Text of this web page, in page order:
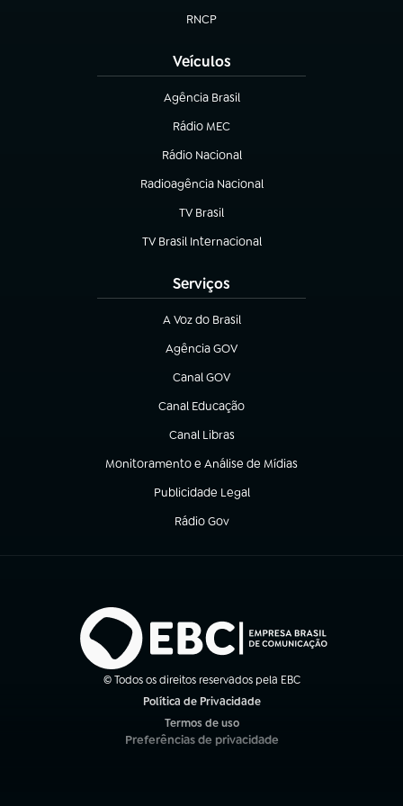
RNCP
(abre em nova aba)
Veículos
Agência Brasil
(abre em nova aba)
Rádio MEC
(abre em nova aba)
Rádio Nacional
Radioagência Nacional
(abre em nova aba)
TV Brasil
(abre em nova aba)
TV Brasil Internacional
(abre em nova aba)
Serviços
A Voz do Brasil
(abre em nova aba)
Agência GOV
(abre em nova aba)
Canal GOV
(abre em nova aba)
Canal Educação
(abre em nova aba)
Canal Libras
(abre em nova aba)
Monitoramento e Análise de Mídias
(abre em nova aba)
Publicidade Legal
(abre em nova aba)
Rádio Gov
(abre em nova aba)
© Todos os direitos reservados pela EBC
Política de Privacidade
Termos de uso
(abre em nova aba)
Preferências de privacidade